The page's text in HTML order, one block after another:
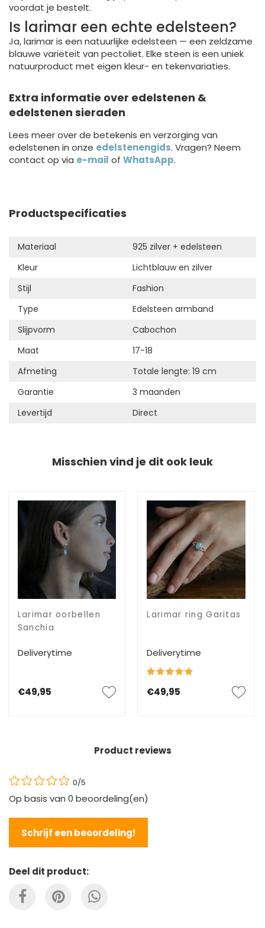
voordat je bestelt.
Is larimar een echte edelsteen?
Ja, larimar is een natuurlijke edelsteen — een zeldzame
blauwe variëteit van pectoliet. Elke steen is een uniek
natuurproduct met eigen kleur- en tekenvariaties.
Extra informatie over edelstenen &
edelstenen sieraden
Lees meer over de betekenis en verzorging van
edelstenen in onze edelstenengids. Vragen? Neem
contact op via e-mail of WhatsApp.
Productspecificaties
Materiaal
925 zilver + edelsteen
Kleur
Lichtblauw en zilver
Stijl
Fashion
Type
Edelsteen armband
Slijpvorm
Cabochon
Maat
17-18
Afmeting
Totale lengte: 19 cm
Garantie
3 maanden
Levertijd
Direct
Misschien vind je dit ook leuk
Larimar oorbellen
Sanchia
Deliverytime
€49,95
Larimar ring Garitas
Deliverytime
€49,95
Product reviews
0/5
Op basis van 0 beoordeling(en)
Schrijf een beoordeling!
Deel dit product: